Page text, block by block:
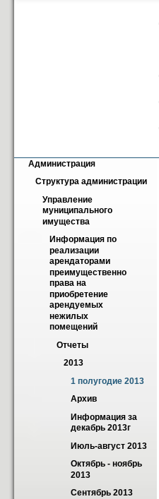
Администрация
Структура администрации
Управление
муниципального
имущества
Информация по
реализации
арендаторами
преимущественно
права на
приобретение
арендуемых
нежилых
помещений
Отчеты
2013
1 полугодие 2013
Архив
Информация за
декабрь 2013г
Июль-август 2013
Октябрь - ноябрь
2013
Сентябрь 2013